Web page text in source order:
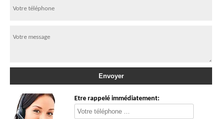
Etre rappelé immédiatement: